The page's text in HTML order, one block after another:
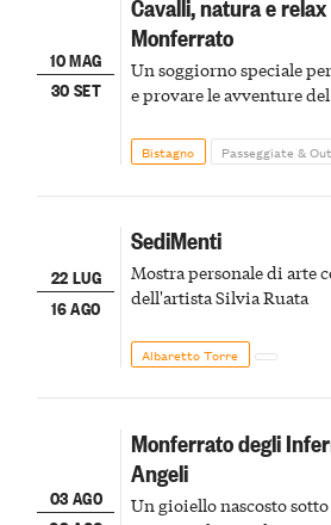
10 MAG
30 SET
Cavalli, natura e
Monferrato
Un soggiorno speciale
e provare le avventure
Bistagno Passeggiate &
22 LUG
16 AGO
SediMenti
Mostra personale di arte
dell'artista Silvia Ruata
Albaretto Torre
03 AGO
Monferrato degli
Angeli
Un gioiello nascosto